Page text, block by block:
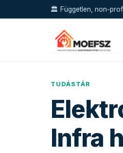
🏛️ Független, non-
TUDÁSTÁR
Infra